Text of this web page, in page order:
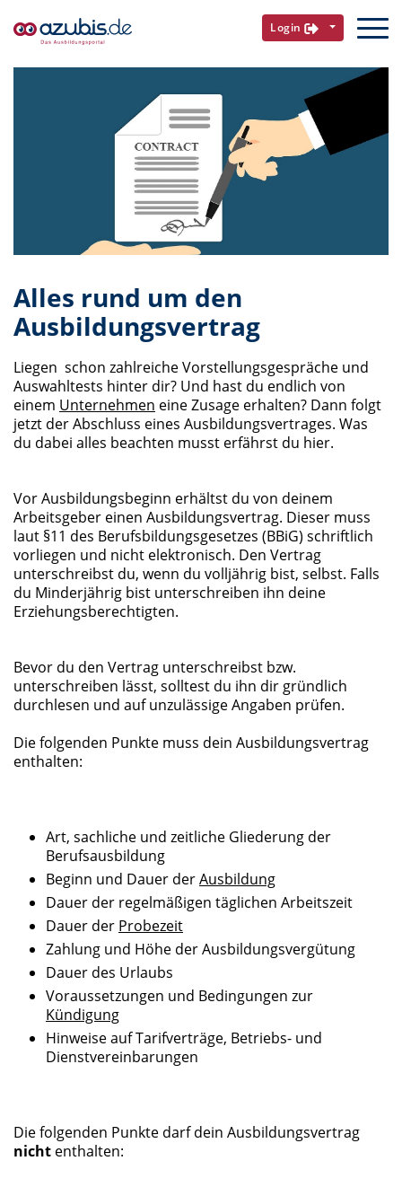
Login
Alles rund um den
Ausbildungsvertrag
Liegen schon zahlreiche Vorstellungsgespräche und
Auswahltests hinter dir? Und hast du endlich von
einem Unternehmen eine Zusage erhalten? Dann folgt
jetzt der Abschluss eines Ausbildungsvertrages. Was
du dabei alles beachten musst erfährst du hier.
Vor Ausbildungsbeginn erhältst du von deinem
Arbeitsgeber einen Ausbildungsvertrag. Dieser muss
laut §11 des Berufsbildungsgesetzes (BBiG) schriftlich
vorliegen und nicht elektronisch. Den Vertrag
unterschreibst du, wenn du volljährig bist, selbst. Falls
du Minderjährig bist unterschreiben ihn deine
Erziehungsberechtigten.
Bevor du den Vertrag unterschreibst bzw.
unterschreiben lässt, solltest du ihn dir gründlich
durchlesen und auf unzulässige Angaben prüfen.
Die folgenden Punkte muss dein Ausbildungsvertrag
enthalten:
Art, sachliche und zeitliche Gliederung der
Berufsausbildung
Beginn und Dauer derAusbildung
Dauer der regelmäßigen täglichen Arbeitszeit
Dauer der Probezeit
Zahlung und Höhe der Ausbildungsvergütung
Dauer des Urlaubs
Voraussetzungen und Bedingungen zur
Kündigung
Hinweise auf Tarifverträge, Betriebs- und
Dienstvereinbarungen
Die folgenden Punkte darf dein Ausbildungsvertrag
nicht enthalten: